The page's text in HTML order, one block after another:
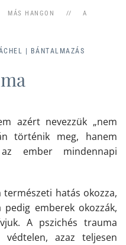
MÁS HANGON
A
BÁNTALMAZÁS
azért nevezzük „nem
történik meg, hanem
ember mindennapi
hatás okozza,
emberek okozzák,
A pszichés trauma
védtelen, azaz teljesen